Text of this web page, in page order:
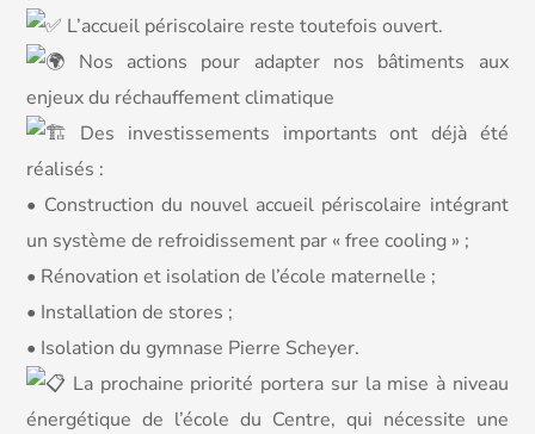
L’accueil périscolaire reste toutefois ouvert.
Nos actions pour adapter nos bâtiments aux
enjeux du réchauffement climatique
Des investissements importants ont déjà été
réalisés :
• Construction du nouvel accueil périscolaire intégrant
un système de refroidissement par « free cooling » ;
• Rénovation et isolation de l’école maternelle ;
• Installation de stores ;
• Isolation du gymnase Pierre Scheyer.
La prochaine priorité portera sur la mise à niveau
énergétique de l’école du Centre, qui nécessite une